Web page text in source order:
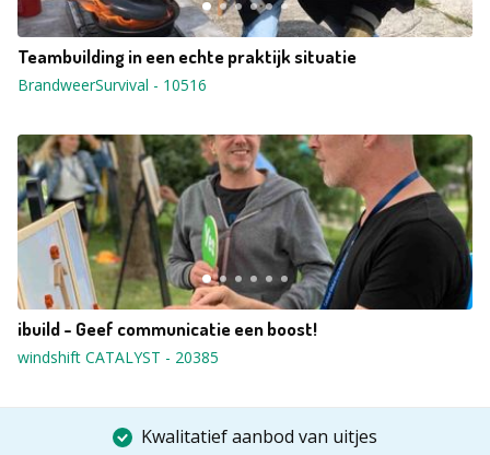
Teambuilding in een echte praktijk situatie
BrandweerSurvival - 10516
ibuild - Geef communicatie een boost!
windshift CATALYST - 20385
Kwalitatief aanbod van uitjes